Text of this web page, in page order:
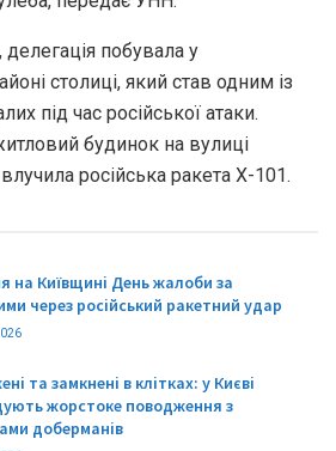
делегація побувала у
столиці, який став одним із
під час російської атаки.
будинок на вулиці
російська ракета Х-101.
на Київщині День жалоби за
через російський ракетний удар
та замкнені в клітках: у Києві
жорстоке поводження з
доберманів